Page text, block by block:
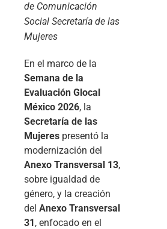
de Comunicación
Social Secretaría de las
Mujeres
En el marco de la
Semana de la
Evaluación Glocal
México 2026, la
Secretaría de las
Mujeres presentó la
modernización del
Anexo Transversal 13,
sobre igualdad de
género, y la creación
del Anexo Transversal
31, enfocado en el